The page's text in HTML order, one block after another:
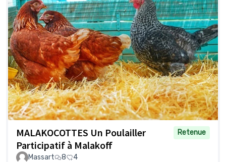
MALAKOCOTTES Un Poulailler
Participatif à Malakoff
Retenue
Massart 8 4